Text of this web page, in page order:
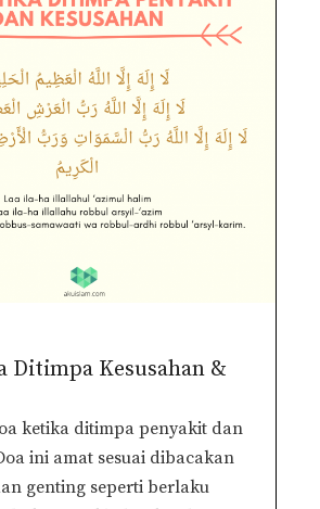
Ditimpa Kesusahan &
ketika ditimpa penyakit dan
ini amat sesuai dibacakan
genting seperti berlaku